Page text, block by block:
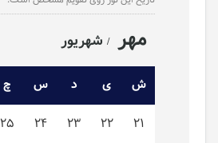
مهر شهریور
ش ی د س چ
21
22
23
24
25